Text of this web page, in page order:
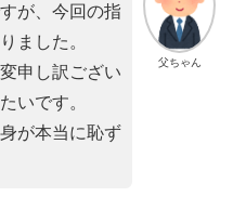
父ちゃん
が、今回の指
ました。
申し訳ござい
いです。
が本当に恥ず